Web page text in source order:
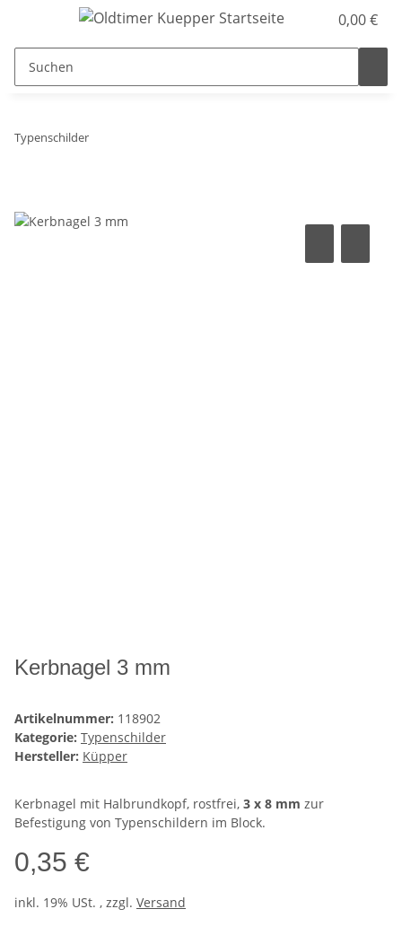
0,00 €
Typenschilder
Kerbnagel 3 mm
Artikelnummer: 118902
Kategorie: Typenschilder
Hersteller: Küpper
Kerbnagel mit Halbrundkopf, rostfrei, 3 x 8 mm zur
Befestigung von Typenschildern im Block.
0,35 €
inkl. 19% USt. , zzgl. Versand